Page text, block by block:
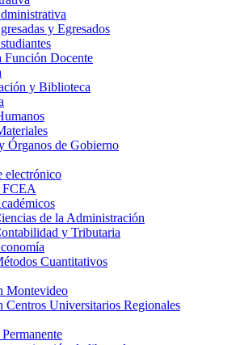
y Egresados
Función Docente
y Biblioteca
Órganos de Gobierno
electrónico
FCEA
de la Administración
y Tributaria
Cuantitativos
Montevideo
Centros Universitarios Regionales